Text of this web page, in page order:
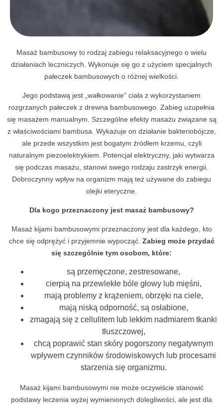
Masaż bambusowy to rodzaj zabiegu relaksacyjnego o wielu
działaniach leczniczych. Wykonuje się go z użyciem specjalnych
pałeczek bambusowych o różnej wielkości.
Jego podstawą jest „wałkowanie” ciała z wykorzystaniem
rozgrzanych pałeczek z drewna bambusowego. Zabieg uzupełnia
się masażem manualnym. Szczególne efekty masażu związane są
z właściwościami bambusa. Wykazuje on działanie bakteriobójcze,
ale przede wszystkim jest bogatym źródłem krzemu, czyli
naturalnym piezoelektrykiem. Potencjał elektryczny, jaki wytwarza
się podczas masażu, stanowi swego rodzaju zastrzyk energii.
Dobroczynny wpływ na organizm mają też używane do zabiegu
olejki eteryczne.
Dla kogo przeznaczony jest masaż bambusowy?
Masaż kijami bambusowymi przeznaczony jest dla każdego, kto
chce się odprężyć i przyjemnie wypocząć. Zabieg może przydać
się szczególnie tym osobom, które:
są przemęczone, zestresowane,
cierpią na przewlekłe bóle głowy lub mięśni,
mają problemy z krążeniem, obrzęki na ciele,
mają niską odporność, są osłabione,
zmagają się z cellulitem lub lekkim nadmiarem tkanki
tłuszczowej,
chcą poprawić stan skóry pogorszony negatywnym
wpływem czynników środowiskowych lub procesami
starzenia się organizmu.
Masaż kijami bambusowymi nie może oczywiście stanowić
podstawy leczenia wyżej wymienionych dolegliwości, ale jest dla